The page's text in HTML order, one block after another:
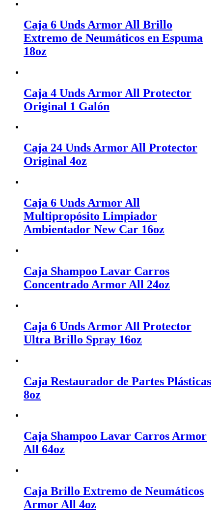
Caja 6 Unds Armor All Brillo
Extremo de Neumáticos en Espuma
18oz
Caja 4 Unds Armor All Protector
Original 1 Galón
Caja 24 Unds Armor All Protector
Original 4oz
Caja 6 Unds Armor All
Multipropósito Limpiador
Ambientador New Car 16oz
Caja Shampoo Lavar Carros
Concentrado Armor All 24oz
Caja 6 Unds Armor All Protector
Ultra Brillo Spray 16oz
Caja Restaurador de Partes Plásticas
8oz
Caja Shampoo Lavar Carros Armor
All 64oz
Caja Brillo Extremo de Neumáticos
Armor All 4oz